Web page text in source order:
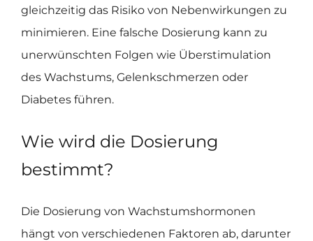
gleichzeitig das Risiko von Nebenwirkungen zu
minimieren. Eine falsche Dosierung kann zu
unerwünschten Folgen wie Überstimulation
des Wachstums, Gelenkschmerzen oder
Diabetes führen.
Wie wird die Dosierung
bestimmt?
Die Dosierung von Wachstumshormonen
hängt von verschiedenen Faktoren ab, darunter